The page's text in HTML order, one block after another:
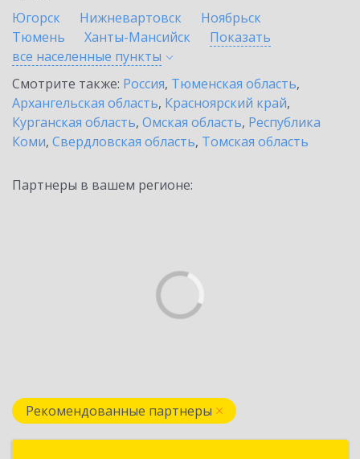
Югорск
Нижневартовск
Ноябрьск
Тюмень
Ханты-Мансийск
Показать
все населенные пункты
Смотрите также: Россия, Тюменская область,
Архангельская область, Красноярский край,
Курганская область, Омская область, Республика
Коми, Свердловская область, Томская область
Партнеры в вашем регионе:
Рекомендованные партнеры